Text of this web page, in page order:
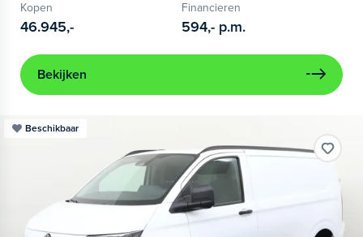
Kopen
46.945,-
Financieren
594,- p.m.
Bekijken
Beschikbaar